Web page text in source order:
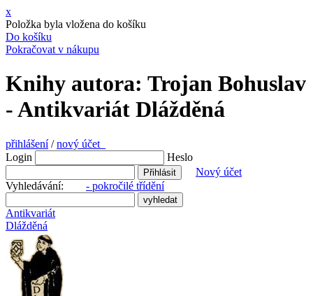
x
Položka byla vložena do košíku
Do košíku
Pokračovat v nákupu
Knihy autora: Trojan Bohuslav
- Antikvariát Dlážděná
přihlášení/nový účet
Login
Heslo
Nový účet
Vyhledávání: - pokročilé třídění
Antikvariát
Dlážděná